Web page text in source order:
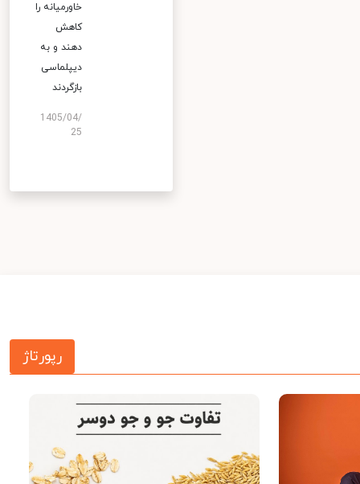
خاورمیانه را
کاهش
دهند و به
دیپلماسی
بازگردند
1405/04/
25
رپورتاژ